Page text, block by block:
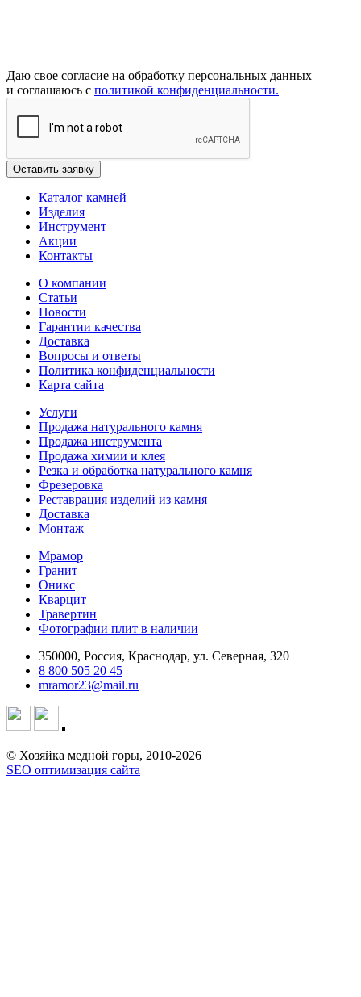
Даю свое согласие на обработку персональных данных
и соглашаюсь с политикой конфиденциальности.
Каталог камней
Изделия
Инструмент
Акции
Контакты
О компании
Статьи
Новости
Гарантии качества
Доставка
Вопросы и ответы
Политика конфиденциальности
Карта сайта
Услуги
Продажа натурального камня
Продажа инструмента
Продажа химии и клея
Резка и обработка натурального камня
Фрезеровка
Реставрация изделий из камня
Доставка
Монтаж
Мрамор
Гранит
Оникс
Кварцит
Травертин
Фотографии плит в наличии
350000, Россия, Краснодар, ул. Северная, 320
8 800 505 20 45
mramor23@mail.ru
© Хозяйка медной горы, 2010-2026
SEO оптимизация сайта